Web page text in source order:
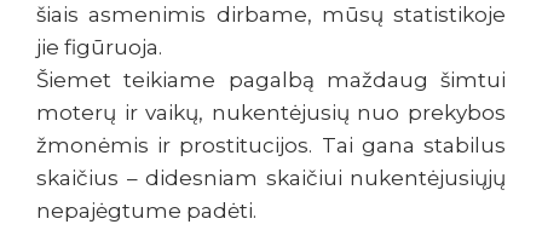
šiais asmenimis dirbame, mūsų statistikoje
jie figūruoja.
Šiemet teikiame pagalbą maždaug šimtui
moterų ir vaikų, nukentėjusių nuo prekybos
žmonėmis ir prostitucijos. Tai gana stabilus
skaičius – didesniam skaičiui nukentėjusiųjų
nepajėgtume padėti.